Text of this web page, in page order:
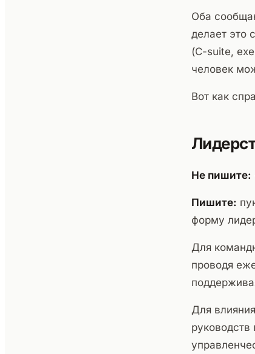
Оба
делает это
(C-suite,
человек
Вот как
Не пишите:
Пишите:
форму
Для
проводя
Для